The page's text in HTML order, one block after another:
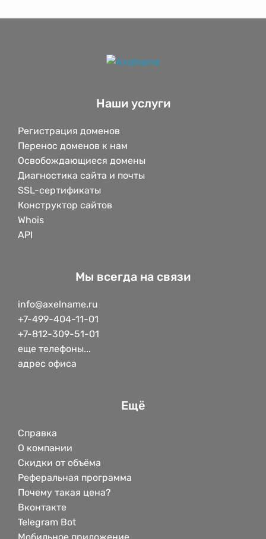
Наши услуги
Регистрация доменов
Перенос доменов к нам
Освобождающиеся домены
Диагностика сайта и почты
SSL-сертификаты
Конструктор сайтов
Whois
API
Мы всегда на связи
info@axelname.ru
+7-499-404-11-01
+7-812-309-51-01
еще телефоны...
адрес офиса
Ещё
Справка
О компании
Скидки от объёма
Реферальная программа
Почему такая цена?
Вконтакте
Telegram Bot